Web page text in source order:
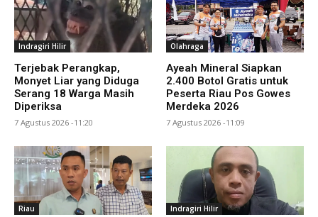
Indragiri Hilir
Terjebak Perangkap,
Monyet Liar yang Diduga
Serang 18 Warga Masih
Diperiksa
7 Agustus 2026 -11:20
Olahraga
Ayeah Mineral Siapkan
2.400 Botol Gratis untuk
Peserta Riau Pos Gowes
Merdeka 2026
7 Agustus 2026 -11:09
Riau Indragiri Hilir